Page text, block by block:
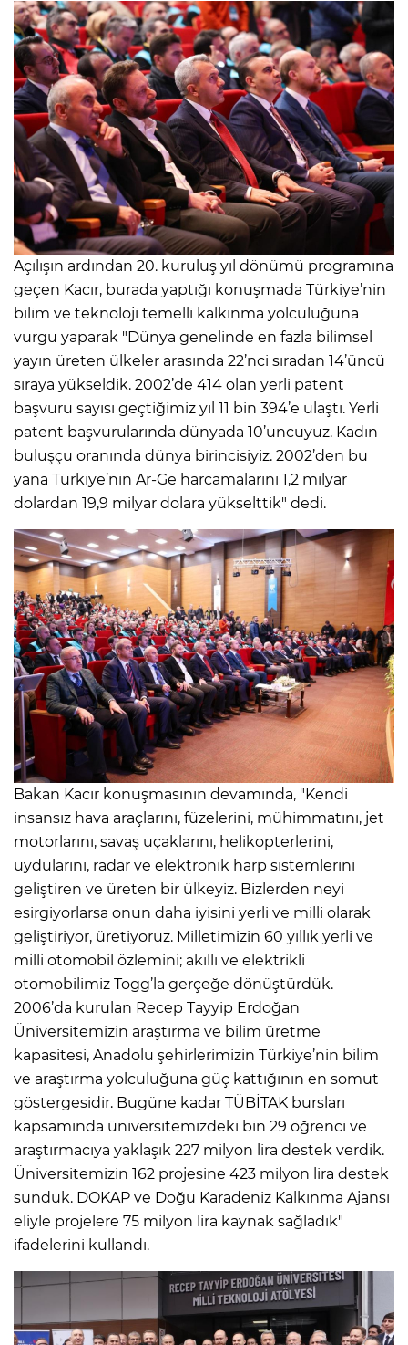
Açılışın ardından 20. kuruluş yıl dönümü programına
geçen Kacır, burada yaptığı konuşmada Türkiye’nin
bilim ve teknoloji temelli kalkınma yolculuğuna
vurgu yaparak "Dünya genelinde en fazla bilimsel
yayın üreten ülkeler arasında 22’nci sıradan 14’üncü
sıraya yükseldik. 2002’de 414 olan yerli patent
başvuru sayısı geçtiğimiz yıl 11 bin 394’e ulaştı. Yerli
patent başvurularında dünyada 10’uncuyuz. Kadın
buluşçu oranında dünya birincisiyiz. 2002’den bu
yana Türkiye’nin Ar-Ge harcamalarını 1,2 milyar
dolardan 19,9 milyar dolara yükselttik" dedi.
Bakan Kacır konuşmasının devamında, "Kendi
insansız hava araçlarını, füzelerini, mühimmatını, jet
motorlarını, savaş uçaklarını, helikopterlerini,
uydularını, radar ve elektronik harp sistemlerini
geliştiren ve üreten bir ülkeyiz. Bizlerden neyi
esirgiyorlarsa onun daha iyisini yerli ve milli olarak
geliştiriyor, üretiyoruz. Milletimizin 60 yıllık yerli ve
milli otomobil özlemini; akıllı ve elektrikli
otomobilimiz Togg’la gerçeğe dönüştürdük.
2006’da kurulan Recep Tayyip Erdoğan
Üniversitemizin araştırma ve bilim üretme
kapasitesi, Anadolu şehirlerimizin Türkiye’nin bilim
ve araştırma yolculuğuna güç kattığının en somut
göstergesidir. Bugüne kadar TÜBİTAK bursları
kapsamında üniversitemizdeki bin 29 öğrenci ve
araştırmacıya yaklaşık 227 milyon lira destek verdik.
Üniversitemizin 162 projesine 423 milyon lira destek
sunduk. DOKAP ve Doğu Karadeniz Kalkınma Ajansı
eliyle projelere 75 milyon lira kaynak sağladık"
ifadelerini kullandı.